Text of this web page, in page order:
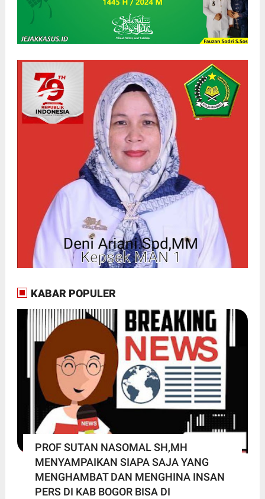
KABAR POPULER
PROF SUTAN NASOMAL SH,MH
MENYAMPAIKAN SIAPA SAJA YANG
MENGHAMBAT DAN MENGHINA INSAN
PERS DI KAB BOGOR BISA DI